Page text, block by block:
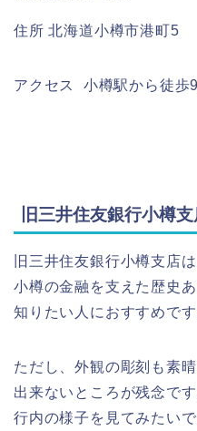
住所 北海道小樽市港町5
アクセス 小樽駅から徒歩
旧三井住友銀行小樽
旧三井住友銀行小樽支店
小樽の金融を支えた歴史
知りたい人におすすめです
ただし、外観の彫刻も素
出来ないところが残念で
行内の様子を見てみたいで